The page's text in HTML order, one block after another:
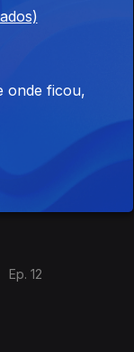
Ep. 12
onde ficou,